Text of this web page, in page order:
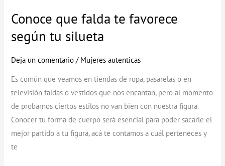
Conoce que falda te favorece
según tu silueta
Deja un comentario / Mujeres autenticas
Es común que veamos en tiendas de ropa, pasarelas o en
televisión faldas o vestidos que nos encantan, pero al momento
de probarnos ciertos estilos no van bien con nuestra figura.
Conocer tu forma de cuerpo será esencial para poder sacarle el
mejor partido a tu figura, acá te contamos a cuál perteneces y
te
silueta